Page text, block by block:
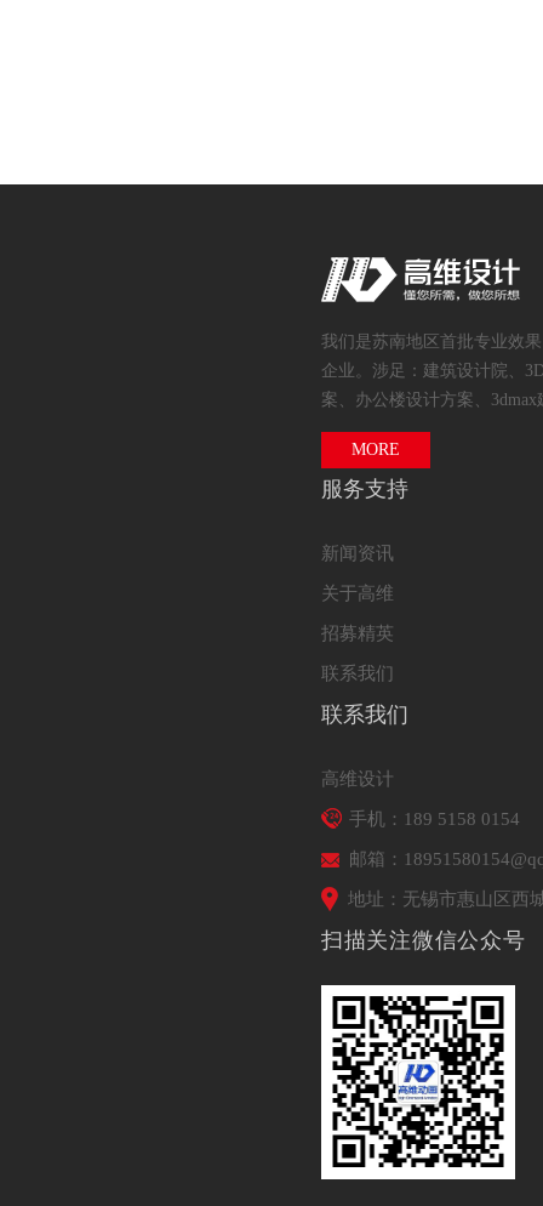
我们是苏南地区首批专业效
企业。涉足：建筑设计院、
案、办公楼设计方案、
MORE
服务支持
新闻资讯
关于高维
招募精英
联系我们
联系我们
高维设计
手机：189 5158 0154
邮箱：
地址：无锡市惠山区西
扫描关注微信公众号